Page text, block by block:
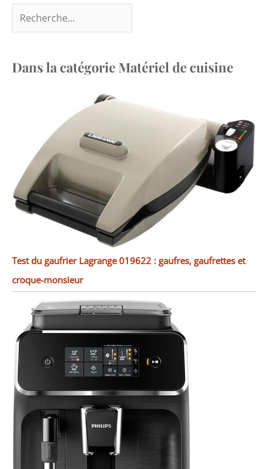
Dans la catégorie Matériel de cuisine
Test du gaufrier Lagrange 019622 : gaufres, gaufrettes et
croque-monsieur